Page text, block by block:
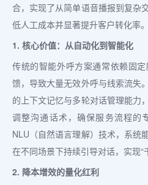
合，实现了从简单语音播报到复杂
低人工成本并显著提升客户转化率。
1. 核心价值：从自动化到智能化
传统的智能外呼方案通常依赖固
馈，导致大量无效外呼与线索流失
的上下文记忆与多轮对话管理能力
调整沟通话术，确保服务流程的
NLU（自然语言理解）技术，系统
在不同场景下持续引导对话，实现“
2. 降本增效的量化红利